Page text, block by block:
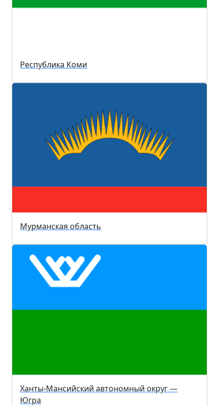
Республика Коми
Мурманская область
Ханты-Мансийский автономный округ —
Югра